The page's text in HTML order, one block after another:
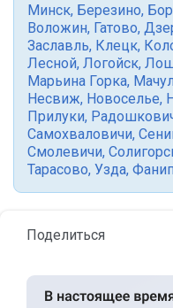
Минск, Березино,
Воложин, Гатово,
Заславль, Клецк,
Лесной, Логойск,
Марьина Горка,
Несвиж, Новоселье,
Прилуки,
Самохваловичи,
Смолевичи,
Тарасово, Узда,
Поделиться